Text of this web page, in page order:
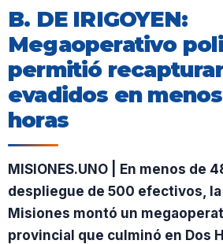
B. DE IRIGOYEN:
Megaoperativo
permitió
evadidos en
horas
MISIONES.UNO | En menos de
despliegue de 500 efectivos, la
Misiones montó un
provincial que culminó en Dos